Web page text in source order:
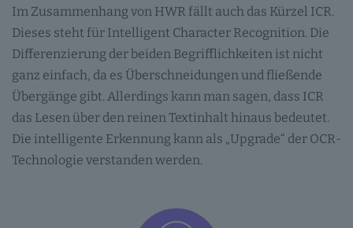
Im Zusammenhang von HWR fällt auch das Kürzel ICR.
Dieses steht für Intelligent Character Recognition. Die
Differenzierung der beiden Begrifflichkeiten ist nicht
ganz einfach, da es Überschneidungen und fließende
Übergänge gibt. Allerdings kann man sagen, dass ICR
das Lesen über den reinen Textinhalt hinaus bedeutet.
Die intelligente Erkennung kann als „Upgrade“ der OCR-
Technologie verstanden werden.